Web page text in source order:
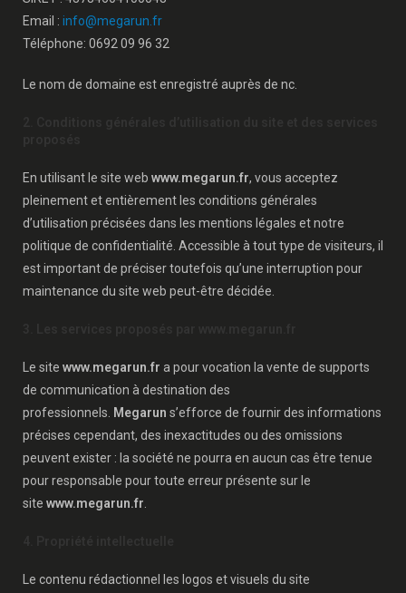
Email : info@megarun.fr
Téléphone: 0692 09 96 32
Le nom de domaine est enregistré auprès de nc.
En utilisant le site web www.megarun.fr, vous acceptez
pleinement et entièrement les conditions générales
d’utilisation précisées dans les mentions légales et notre
politique de confidentialité. Accessible à tout type de visiteurs, il
est important de préciser toutefois qu’une interruption pour
maintenance du site web peut-être décidée.
Le site www.megarun.fr a pour vocation la vente de supports
de communication à destination des
professionnels. Megarun s’efforce de fournir des informations
précises cependant, des inexactitudes ou des omissions
peuvent exister : la société ne pourra en aucun cas être tenue
pour responsable pour toute erreur présente sur le
site www.megarun.fr
Le contenu rédactionnel les logos et visuels du site